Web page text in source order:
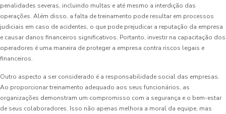
penalidades severas, incluindo multas e até mesmo a interdição das
operações. Além disso, a falta de treinamento pode resultar em processos
judiciais em caso de acidentes, o que pode prejudicar a reputação da empresa
e causar danos financeiros significativos. Portanto, investir na capacitação dos
operadores é uma maneira de proteger a empresa contra riscos legais e
financeiros.
Outro aspecto a ser considerado é a responsabilidade social das empresas.
Ao proporcionar treinamento adequado aos seus funcionários, as
organizações demonstram um compromisso com a segurança e o bem-estar
de seus colaboradores. Isso não apenas melhora a moral da equipe, mas